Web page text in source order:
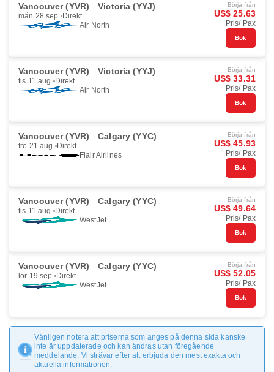
Vancouver (YVR) Victoria (YYJ)
mån 28 sep. Direkt
Air North
Börja från
US$ 25.63
Pris/ Pax
Bok
Vancouver (YVR) Victoria (YYJ)
tis 11 aug. Direkt
Air North
Börja från
US$ 33.31
Pris/ Pax
Bok
Vancouver (YVR) Calgary (YYC)
fre 21 aug. Direkt
Flair Airlines
Börja från
US$ 45.93
Pris/ Pax
Bok
Vancouver (YVR) Calgary (YYC)
tis 11 aug. Direkt
WestJet
Börja från
US$ 49.64
Pris/ Pax
Bok
Vancouver (YVR) Calgary (YYC)
lör 19 sep. Direkt
WestJet
Börja från
US$ 52.05
Pris/ Pax
Bok
Vänligen notera att priserna som anges på denna sida kanske
inte är uppdaterade och kan ändras utan föregående
meddelande. Vi strävar efter att erbjuda den mest exakta och
aktuella informationen.